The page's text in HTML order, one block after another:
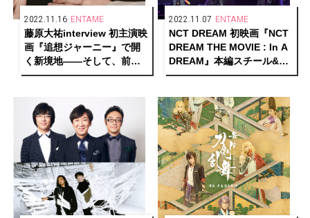
2022.11.16 ENTAME
藤原大祐interview 初主演映
画『追想ジャーニー』で開
く新境地――そして、前を
向き続けるエネルギーの源
2022.11.07 ENTAME
NCT DREAM 初映画『NCT
DREAM THE MOVIE : In A
DREAM』本編スチール&メ
ンバーからのメッセージ動